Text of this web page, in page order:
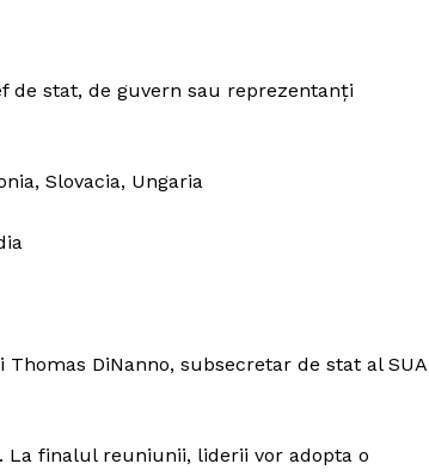
de stat, de guvern sau reprezentanți
Slovacia, Ungaria
DiNanno, subsecretar de stat al SUA
finalul reuniunii, liderii vor adopta o